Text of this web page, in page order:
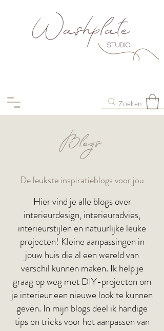
De leukste inspiratieblogs voor jou
Hier vind je alle blogs over
interieurdesign, interieuradvies,
interieurstijlen en natuurlijke leuke
projecten! Kleine aanpassingen in
jouw huis die al een wereld van
verschil kunnen maken. Ik help je
graag op weg met DIY-projecten om
je interieur een nieuwe look te kunnen
geven. In mijn blogs deel ik handige
tips en tricks voor het aanpassen van